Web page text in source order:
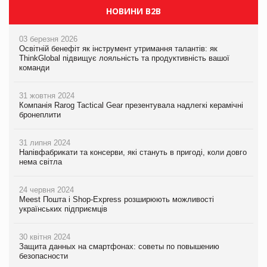
НОВИНИ B2B
03 березня 2026
Освітній бенефіт як інструмент утримання талантів: як
ThinkGlobal підвищує лояльність та продуктивність вашої
команди
31 жовтня 2024
Компанія Rarog Tactical Gear презентувала надлегкі керамічні
бронеплити
31 липня 2024
Напівфабрикати та консерви, які стануть в пригоді, коли довго
нема світла
24 червня 2024
Meest Пошта і Shop-Express розширюють можливості
українських підприємців
30 квітня 2024
Защита данных на смартфонах: советы по повышению
безопасности